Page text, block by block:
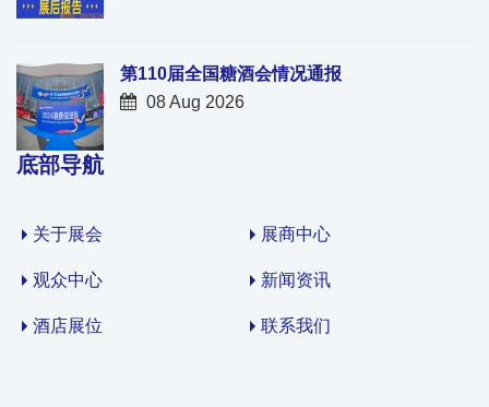
第110届全国糖酒会情况通报
08 Aug 2026
底部导航
关于展会 展商中心
观众中心 新闻资讯
酒店展位 联系我们